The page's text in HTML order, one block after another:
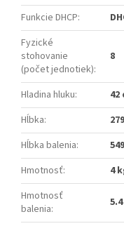
Funkcie DHCP:
Fyzické
stohovanie
(počet jednotiek):
8
Hladina hluku:
42
Hĺbka:
Hĺbka balenia:
Hmotnosť:
4
Hmotnosť
balenia: